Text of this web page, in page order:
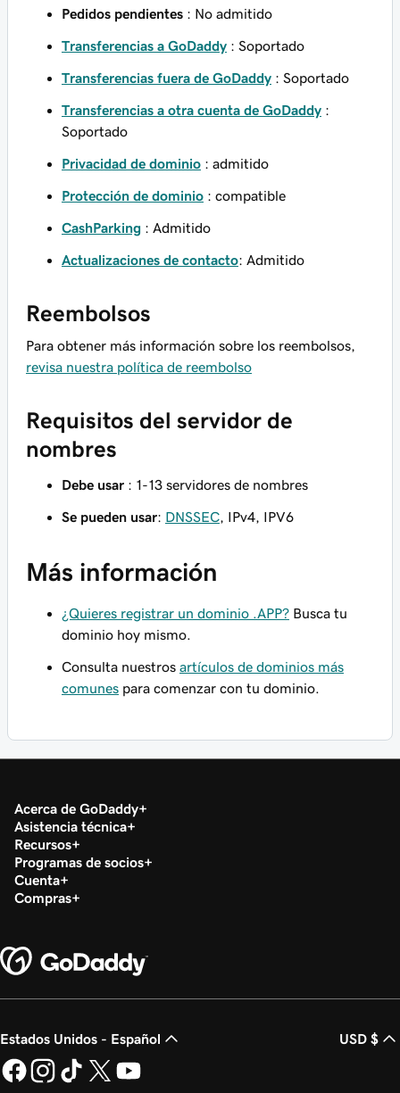
Pedidos pendientes : No admitido
Transferencias a GoDaddy : Soportado
Transferencias fuera de GoDaddy : Soportado
Transferencias a otra cuenta de GoDaddy :
Soportado
Privacidad de dominio : admitido
Protección de dominio : compatible
CashParking : Admitido
Actualizaciones de contacto‌‌: Admitido
Reembolsos
Para obtener más información sobre los reembolsos,
revisa nuestra política de reembolso
Requisitos del servidor de
nombres
Debe usar : 1-13 servidores de nombres
Se pueden usar: DNSSEC , IPv4, IPV6
Más información
¿Quieres registrar un dominio .APP? Busca tu
dominio hoy mismo.
Consulta nuestros artículos de dominios más
comunes para comenzar con tu dominio.
Acerca de GoDaddy
Asistencia técnica
Recursos
Programas de socios
Cuenta
Compras
Estados Unidos - Español USD $